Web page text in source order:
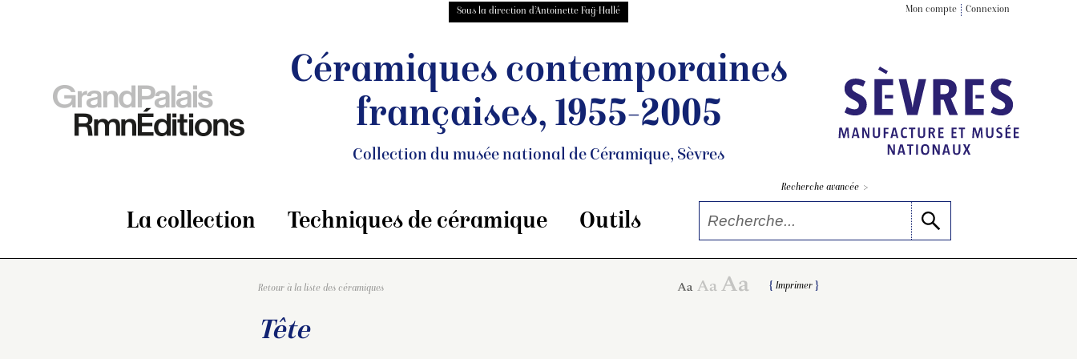
Sous la direction d’Antoinette Faÿ-Hallé Mon compte Connexion
Céramiques contemporaines
françaises, 1955-2005
Collection du musée national de Céramique, Sèvres
La collection Techniques de céramique Outils
Recherche avancée >
Retour à la liste des céramiques Imprimer
Tête